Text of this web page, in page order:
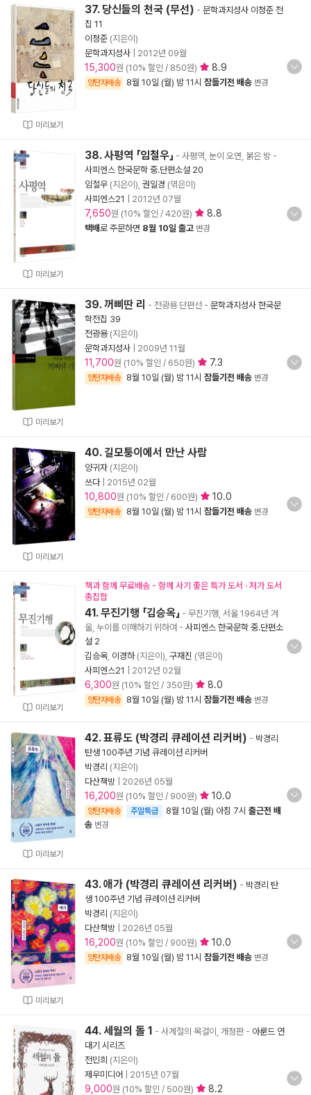
미리보기
37. 당신들의 천국 (무선) - 문학과지성사 이청준 전
집 11
이청준 (지은이)
문학과지성사
2012년 09월
15,300원 (10% 할인 / 850원) 8.9
양탄자배송 8월 10일 (월) 밤 11시 잠들기전 배송 변경
미리보기
38. 사평역 「임철우」 - 사평역, 눈이 오면, 붉은 방 -
사피엔스 한국문학 중.단편소설 20
임철우 (지은이), 권일경 (엮은이)
사피엔스21
2012년 07월
7,650원 (10% 할인 / 420원) 8.8
택배로 주문하면 8월 10일 출고 변경
미리보기
39. 꺼삐딴 리 - 전광용 단편선 - 문학과지성사 한국문
학전집 39
전광용(지은이)
문학과지성사
2009년 11월
11,700원 (10% 할인 / 650원) 7.3
양탄자배송 8월 10일 (월) 밤 11시 잠들기전 배송 변경
미리보기
40. 길모퉁이에서 만난 사람
양귀자 (지은이)
쓰다| 2015년 02월
10,800원 (10% 할인 / 600원) 10.0
양탄자배송 8월 10일 (월) 밤 11시 잠들기전 배송 변경
미리보기
책과 함께 무료배송 - 함께 사기 좋은 특가 도서 · 저가 도서
총집합
41. 무진기행 「김승옥」 - 무진기행, 서울 1964년 겨
울, 누이를 이해하기 위하여 - 사피엔스 한국문학 중.단편소
설 2
김승옥 이경하(지은이), 구재진 (엮은이)
사피엔스21
2012년 02월
6,300원 (10% 할인 / 350원) 8.0
양탄자배송 8월 10일 (월) 밤 11시 잠들기전 배송 변경
미리보기
42. 표류도 (박경리 큐레이션 리커버) - 박경리
탄생 100주년 기념 큐레이션 리커버
박경리 (지은이)
다산책방
2026년 05월
16,200원 (10% 할인 / 900원) 10.0
양탄자배송 주말특급 8월 10일 (월) 아침 7시 출근전 배
송 변경
미리보기
43. 애가 (박경리 큐레이션 리커버) - 박경리 탄
생 100주년 기념 큐레이션 리커버
박경리 (지은이)
다산책방
2026년 05월
16,200원 (10% 할인 / 900원) 10.0
양탄자배송 8월 10일 (월) 밤 11시 잠들기전 배송 변경
44. 세월의 돌 1 - 사계절의 목걸이, 개정판- 아룬드 연
대기 시리즈
전민희 (지은이)
제우미디어
2015년 07월
9,000원 (10% 할인 / 500원) 8.2